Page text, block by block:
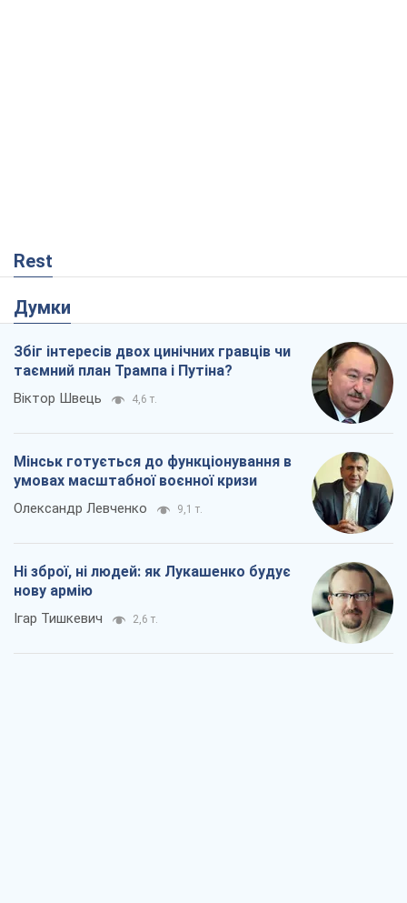
Rest
Думки
Збіг інтересів двох цинічних гравців чи
таємний план Трампа і Путіна?
Віктор Швець 4,6 т.
Мінськ готується до функціонування в
умовах масштабної воєнної кризи
Олександр Левченко 9,1 т.
Ні зброї, ні людей: як Лукашенко будує
нову армію
Ігар Тишкевич 2,6 т.